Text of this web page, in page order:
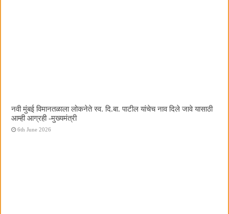
नवी मुंबई विमानतळाला लोकनेते स्व. दि.बा. पाटील यांचेच नाव दिले जावे यासाठी
आम्ही आग्रही -मुख्यमंत्री
6th June 2026